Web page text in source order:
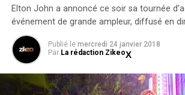
Elton John a annoncé ce soir sa tournée
événement de grande ampleur, diffusé en
Publié le mercredi 24 janvier 2018
Par La rédaction Zikeo